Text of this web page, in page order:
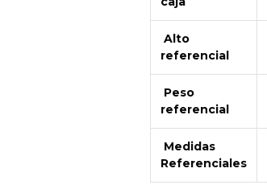
Alto
referencial
Peso
referencial
Medidas
Referenciales